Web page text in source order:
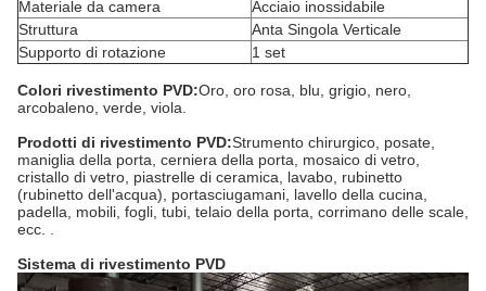
Materiale da camera
Acciaio inossidabile
Struttura
Anta Singola Verticale
Supporto di rotazione
1 set
Colori rivestimento PVD:Oro, oro rosa, blu, grigio, nero,
arcobaleno, verde, viola.
Prodotti di rivestimento PVD:Strumento chirurgico, posate,
maniglia della porta, cerniera della porta, mosaico di vetro,
cristallo di vetro, piastrelle di ceramica, lavabo, rubinetto
(rubinetto dell'acqua), portasciugamani, lavello della cucina,
padella, mobili, fogli, tubi, telaio della porta, corrimano delle scale,
ecc. .
Sistema di rivestimento PVD